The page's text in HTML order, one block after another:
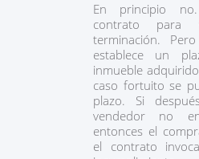
En principio
contrato
terminación.
establece un
inmueble
caso fortuito se
plazo. Si
vendedor no
entonces el
el contrato